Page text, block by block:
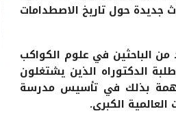
جديدة حول تاريخ الاصطدامات
من الباحثين في علوم الكواكب
الدكتوراه الذين يشتغلون
بذلك في تأسيس مدرسة
الكبرى.